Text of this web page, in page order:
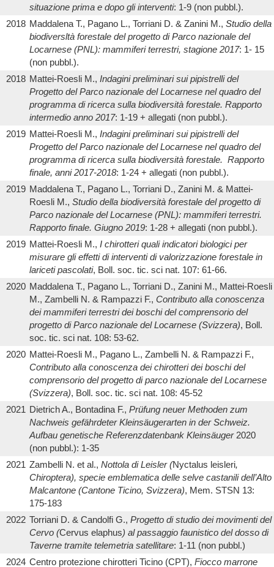
situazione prima e dopo gli interventi: 1-9 (non pubbl.).
2018 Maddalena T., Pagano L., Torriani D. & Zanini M., Studio della
biodiversltà forestale del progetto di Parco nazionale del
Locarnese (PNL): mammiferi terrestri, stagione 2017: 1- 15
(non pubbl.).
2018 Mattei-Roesli M., Indagini preliminari sui pipistrelli del
Progetto del Parco nazionale del Locarnese nel quadro del
programma di ricerca sulla biodiversità forestale. Rapporto
intermedio anno 2017: 1-19 + allegati (non pubbl.).
2019 Mattei-Roesli M., Indagini preliminari sui pipistrelli del
Progetto del Parco nazionale del Locarnese nel quadro del
programma di ricerca sulla biodiversità forestale. Rapporto
finale, anni 2017-2018: 1-24 + allegati (non pubbl.).
2019 Maddalena T., Pagano L., Torriani D., Zanini M. & Mattei-
Roesli M., Studio della biodiversità forestale del progetto di
Parco nazionale del Locarnese (PNL): mammiferi terrestri.
Rapporto finale. Giugno 2019: 1-28 + allegati (non pubbl.).
2019 Mattei-Roesli M., I chirotteri quali indicatori biologici per
misurare gli effetti di interventi di valorizzazione forestale in
lariceti pascolati, Boll. soc. tic. sci nat. 107: 61-66.
2020 Maddalena T., Pagano L., Torriani D., Zanini M., Mattei-Roesli
M., Zambelli N. & Rampazzi F., Contributo alla conoscenza
dei mammiferi terrestri dei boschi del comprensorio del
progetto di Parco nazionale del Locarnese (Svizzera), Boll.
soc. tic. sci nat. 108: 53-62.
2020 Mattei-Roesli M., Pagano L., Zambelli N. & Rampazzi F.,
Contributo alla conoscenza dei chirotteri dei boschi del
comprensorio del progetto di parco nazionale del Locarnese
(Svizzera), Boll. soc. tic. sci nat. 108: 45-52
2021 Dietrich A., Bontadina F., Prüfung neuer Methoden zum
Nachweis gefährdeter Kleinsäugerarten in der Schweiz.
Aufbau genetische Referenzdatenbank Kleinsäuger2020
(non pubbl.): 1-35
2021 Zambelli N. et al., Nottola di Leisler (Nyctalus leisleri,
Chiroptera), specie emblematica delle selve castanili dell’Alto
Malcantone (Cantone Ticino, Svizzera), Mem. STSN 13:
175-183
2022 Torriani D. & Candolfi G., Progetto di studio dei movimenti del
Cervo (Cervus elaphus) al passaggio faunistico del dosso di
Taverne tramite telemetria satellitare: 1-11 (non pubbl.)
2024 Centro protezione chirotteri Ticino (CPT), Fiocco marrone